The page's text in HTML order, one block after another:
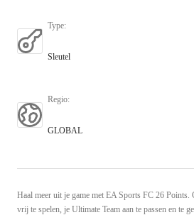
Type:
Sleutel
Regio:
GLOBAL
Haal meer uit je game met EA Sports FC 26 Points.
vrij te spelen, je Ultimate Team aan te passen en te